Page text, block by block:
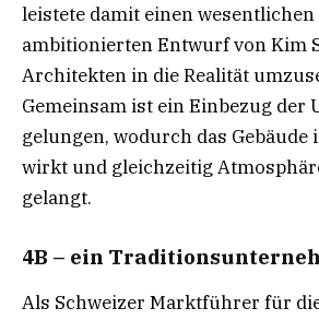
leistete damit einen
ambitionierten Entwurf von Kim
Architekten in die Realität
Gemeinsam ist ein Einbezug der
gelungen, wodurch das Gebäude
wirkt und gleichzeitig
gelangt.
4B – ein
Als Schweizer Marktführer für